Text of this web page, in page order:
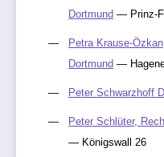
Dortmund — Prinz-
Petra Krause-
Dortmund —
Peter Schwarzhoff
Peter Schlüter,
— Königswall 26